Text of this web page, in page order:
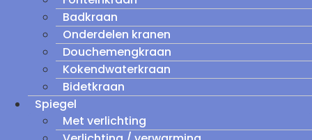
Badkraan
Onderdelen kranen
Douchemengkraan
Kokendwaterkraan
Bidetkraan
Spiegel
Met verlichting